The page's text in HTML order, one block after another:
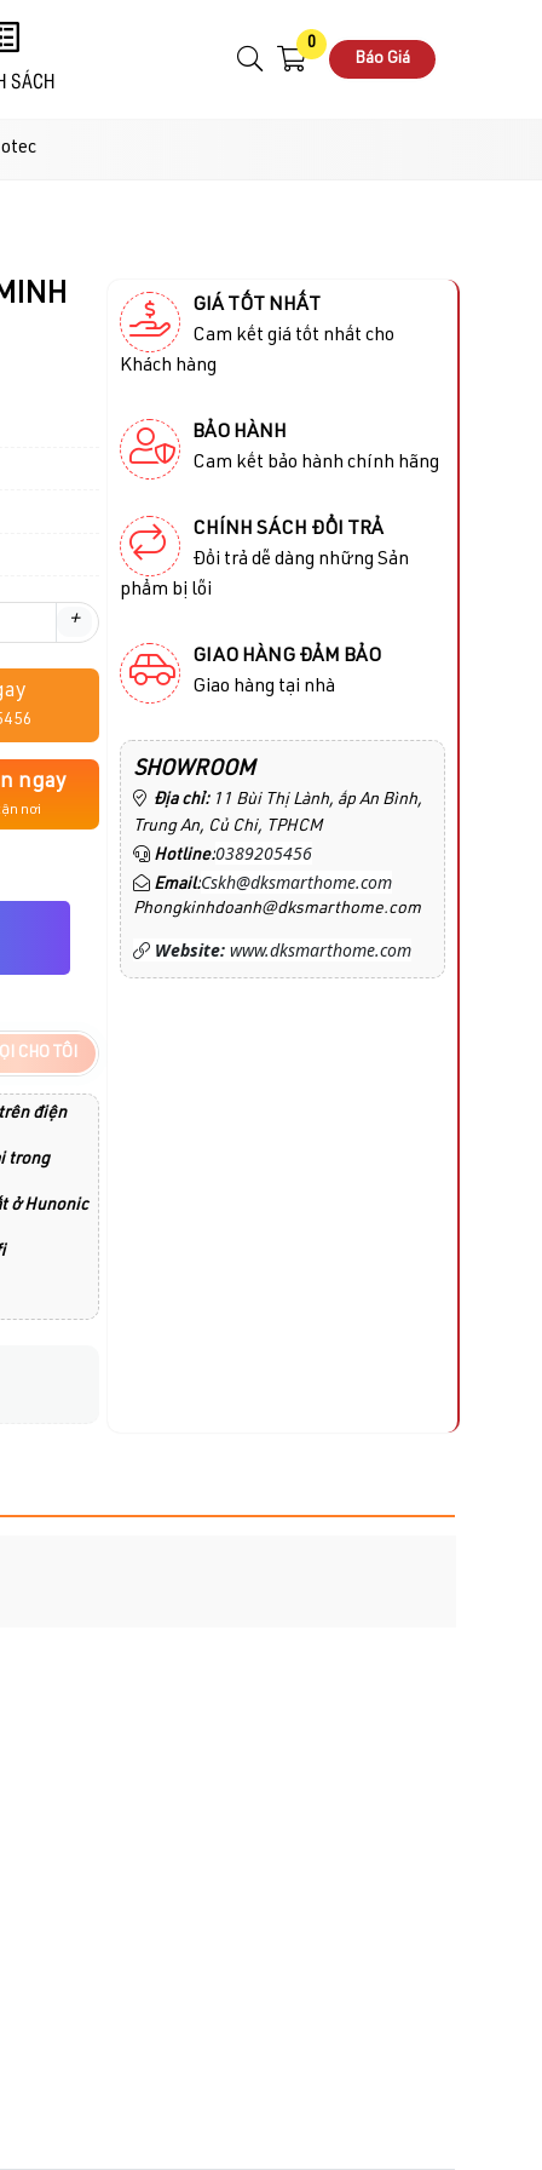
SÁCH
0
Báo Giá
+
ngay
nơi
CHO TÔI
điện
trong
ở Hunonic
GIÁ TỐT NHẤT
Cam kết giá tốt nhất cho
Khách hàng
BẢO HÀNH
Cam kết bảo hành chính hãng
CHÍNH SÁCH ĐỔI TRẢ
Đổi trả dễ dàng những Sản
phẩm bị lỗi
GIAO HÀNG ĐẢM BẢO
Giao hàng tại nhà
SHOWROOM
Địa chỉ: 11 Bùi Thị Lành, ấp An Bình,
Trung An, Củ Chi, TPHCM
Hotline:0389205456
Email:Cskh@dksmarthome.com
Phongkinhdoanh@dksmarthome.com
Website:www.dksmarthome.com